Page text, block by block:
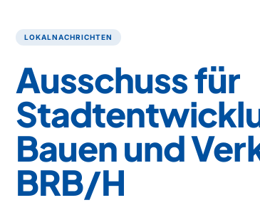
LOKALNACHRICHTEN
Ausschuss für
Bauen und
BRB/H